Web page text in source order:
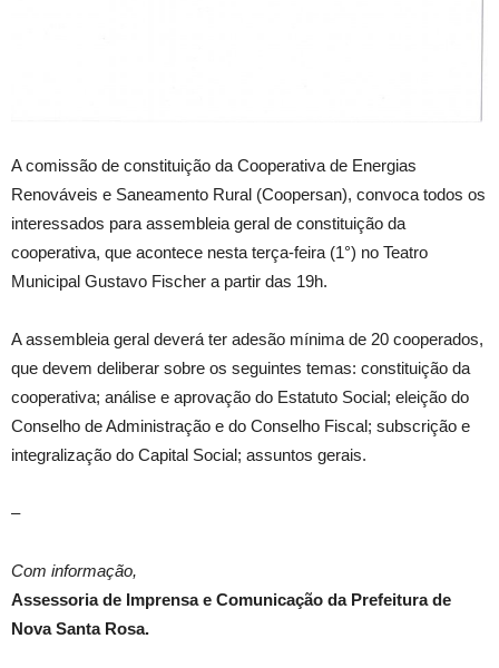
A comissão de constituição da Cooperativa de Energias
Renováveis e Saneamento Rural (Coopersan), convoca todos os
interessados para assembleia geral de constituição da
cooperativa, que acontece nesta terça-feira (1°) no Teatro
Municipal Gustavo Fischer a partir das 19h.
A assembleia geral deverá ter adesão mínima de 20 cooperados,
que devem deliberar sobre os seguintes temas: constituição da
cooperativa; análise e aprovação do Estatuto Social; eleição do
Conselho de Administração e do Conselho Fiscal; subscrição e
integralização do Capital Social; assuntos gerais.
–
Com informação,
Assessoria de Imprensa e Comunicação da Prefeitura de
Nova Santa Rosa.